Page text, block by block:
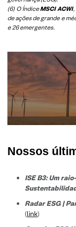
(6) O ÍndiceMSCI ACWI,
de ações de grande e
e 26 emergentes.
Nossos
ISE B3: Um
Radar ESG |
(link)